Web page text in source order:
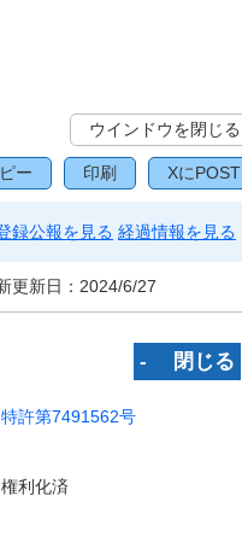
ウインドウを閉じる
ー 印刷 XにPOST
録公報を見る 経過情報を見る
更新日： 2024/6/27
‐ 閉じる
特許第7491562号
権利化済